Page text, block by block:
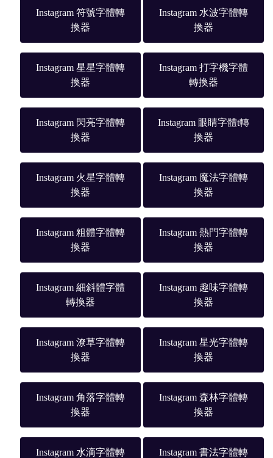
Instagram 符號字體轉
換器
Instagram 水波字體轉
換器
Instagram 星星字體轉
換器
Instagram 打字機字體
轉換器
Instagram 閃亮字體轉
換器
Instagram 眼睛字體t轉
換器
Instagram 火星字體轉
換器
Instagram 魔法字體轉
換器
Instagram 粗體字體轉
換器
Instagram 熱門字體轉
換器
Instagram 細斜體字體
轉換器
Instagram 趣味字體轉
換器
Instagram 潦草字體轉
換器
Instagram 星光字體轉
換器
Instagram 角落字體轉
換器
Instagram 森林字體轉
換器
Instagram 水滴字體轉
Instagram 書法字體轉